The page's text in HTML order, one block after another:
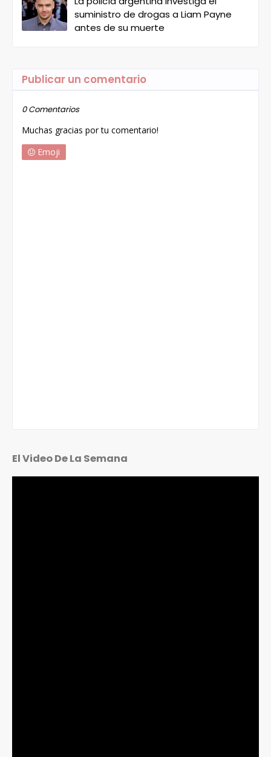
suministro de drogas a Liam Payne
antes de su muerte
Publicar un comentario
0 Comentarios
Muchas gracias por tu comentario!
Emoji
El Video De La Semana